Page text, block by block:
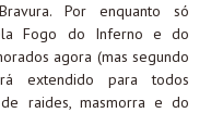
Por enquanto só
Fogo do Inferno e do
agora (mas segundo
extendido para todos
raides, masmorra e do